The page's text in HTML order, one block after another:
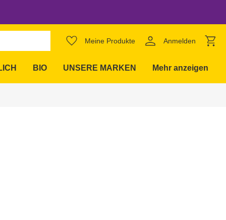
Meine Produkte Anmelden
BIO UNSERE MARKEN Mehr anzeigen
favorite_border